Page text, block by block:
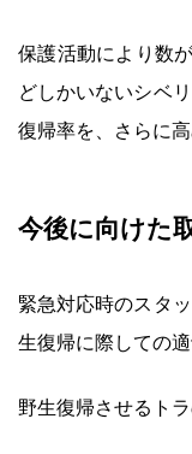
保護活動により数
どしかいないシベ
復帰率を、さらに
今後に向けた
緊急対応時のスタ
生復帰に際しての適
野生復帰させるト